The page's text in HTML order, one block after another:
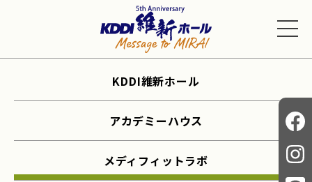
KDDI維新ホール
アカデミーハウス
メディフィットラボ